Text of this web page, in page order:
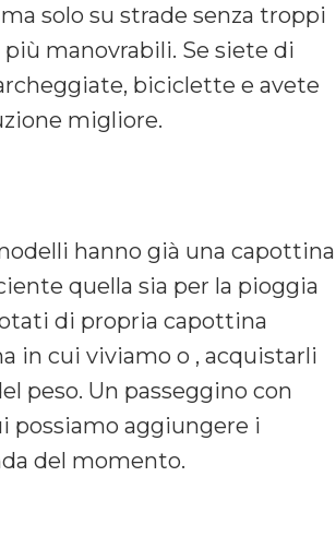
solo su strade senza troppi
manovrabili. Se siete di
biciclette e avete
migliore.
hanno già una capottina
quella sia per la pioggia
di propria capottina
in cui viviamo o , acquistarli
peso. Un passeggino con
possiamo aggiungere i
del momento.